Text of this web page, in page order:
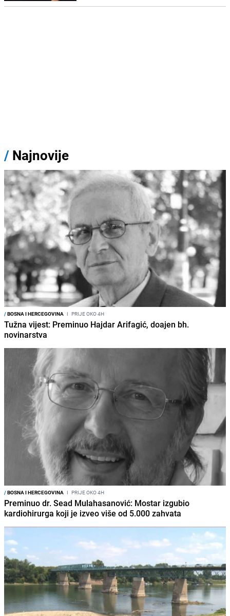
/ Najnovije
/BOSNA I HERCEGOVINA I PRIJE OKO 4H
Tužna vijest: Preminuo Hajdar Arifagić, doajen bh.
novinarstva
/BOSNA I HERCEGOVINA I PRIJE OKO 4H
Preminuo dr. Sead Mulahasanović: Mostar izgubio
kardiohirurga koji je izveo više od 5.000 zahvata